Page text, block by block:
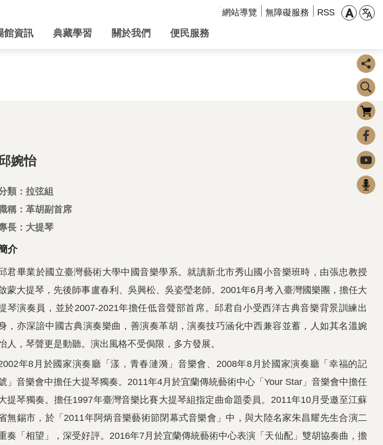
:::網站導覽 無障礙服務 RSS
館資訊 典藏學習 關於我們 便民服務
婉怡
類：拉弦組
稱：革胡副首席
長：大提琴
介
君畢業於國立臺灣藝術大學中國音樂學系。就讀新北市秀山國小音樂班時，由張忠教授
蒙大提琴，先後師事盧春利、吳興松、吳姿瑩老師。2001年6月考入臺灣國樂團，擔任大
琴演奏員，並於2007-2021年擔任低音聲部首席。邱君自小受西洋古典音樂背景訓練出
，亦深諳中國古典演奏樂曲，善演奏革胡，演奏技巧涵化中西兼容並蓄，人如其名溫婉
人，琴聲更是動聽。演出風格不受侷限，多方發展。
年8月於國家演奏廳「漾，青春漣漪」音樂會、2008年8月於國家演奏廳「幸福的記
」音樂會中擔任大提琴獨奏。2011年4月於宜蘭傳統藝術中心「Your Star」音樂會中擔任
提琴獨奏。擔任1997年臺灣音樂比賽大提琴組指定曲命題委員。2011年10月受邀至江蘇
無錫市，於「2011年阿炳音樂藝術節閉幕式音樂會」中，與大陸名家朱昌耀先生合演二
奏「相望」，深受好評。2016年7月於宜蘭傳統藝術中心表演「天仙配」雙胡協奏曲，擔